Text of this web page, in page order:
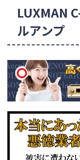
LUXMAN
ルアンプ